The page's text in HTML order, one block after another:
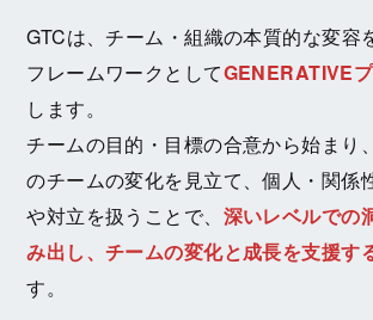
GTCは、チーム・組織の本質的な変容
フレームワークとしてGENERATIVE
します。
チームの目的・目標の合意から始まり
のチームの変化を見立て、個人・関係
や対立を扱うことで、 深いレベルでの
み出し、チームの変化と成長を支援す
す。